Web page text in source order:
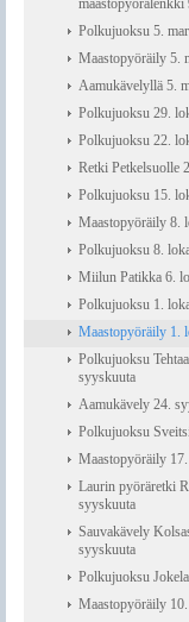
maastopyörälenkki
Polkujuoksu 5.
Maastopyöräily 5.
Aamukävelyllä 5.
Polkujuoksu 29.
Polkujuoksu 22.
Retki Petkelsuolle
Polkujuoksu 15.
Maastopyöräily 8.
Polkujuoksu 8.
Miilun Patikka 6.
Polkujuoksu 1.
Maastopyöräily 1.
Polkujuoksu
syyskuuta
Aamukävely 24.
Polkujuoksu
Maastopyöräily
Laurin pyöräretki
syyskuuta
Sauvakävely
syyskuuta
Polkujuoksu
Maastopyöräily